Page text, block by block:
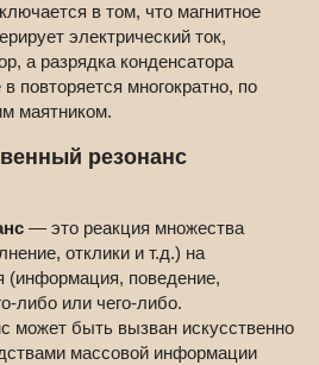
в том, что магнитное
электрический ток,
а разрядка конденсатора
повторяется многократно, по
маятником.
резонанс
— это реакция множества
отклики и т.д.) на
(информация, поведение,
либо или чего-либо.
может быть вызван искусственно
массовой информации